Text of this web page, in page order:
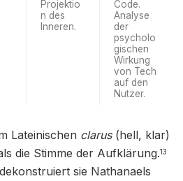
Projektio
n des
Inneren.
Code.
Analyse
der
psycholo
gischen
Wirkung
von Tech
auf den
Nutzer.
Lateinischen clarus(hell, klar)
die Stimme der Aufklärung.13
sie Nathanaels